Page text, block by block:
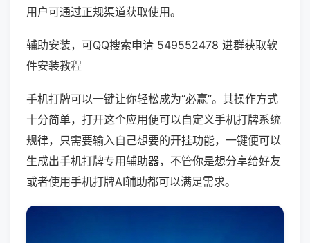
用户可通过正规渠道获取使用。
辅助安装，可QQ搜索申请 549552478 进群获取软
件安装教程
手机打牌可以一键让你轻松成为“必赢”。其操作方式
十分简单，打开这个应用便可以自定义手机打牌系统
规律，只需要输入自己想要的开挂功能，一键便可以
生成出手机打牌专用辅助器，不管你是想分享给好友
或者使用手机打牌AI辅助都可以满足需求。